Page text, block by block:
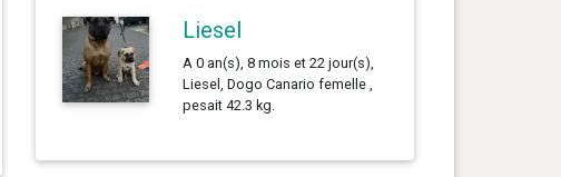
Liesel
A 0 an(s), 8 mois et 22 jour(s),
Liesel, Dogo Canario femelle ,
pesait 42.3 kg.